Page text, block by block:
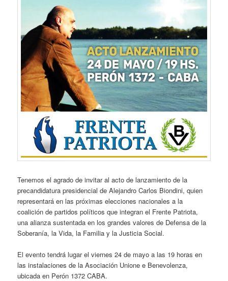
Tenemos el agrado de invitar al acto de lanzamiento de la
precandidatura presidencial de Alejandro Carlos Biondini, quien
representará en las próximas elecciones nacionales a la
coalición de partidos políticos que integran el Frente Patriota,
una alianza sustentada en los grandes valores de Defensa de la
Soberanía, la Vida, la Familia y la Justicia Social.
El evento tendrá lugar el viernes 24 de mayo a las 19 horas en
las instalaciones de la Asociación Unione e Benevolenza,
ubicada en Perón 1372 CABA.